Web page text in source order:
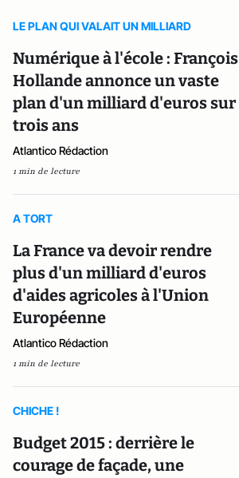
LE PLAN QUI VALAIT UN MILLIARD
Numérique à l'école : François
Hollande annonce un vaste
plan d'un milliard d'euros sur
trois ans
Atlantico Rédaction
1 min de lecture
A TORT
La France va devoir rendre
plus d'un milliard d'euros
d'aides agricoles à l'Union
Européenne
Atlantico Rédaction
1 min de lecture
CHICHE !
Budget 2015 : derrière le
courage de façade, une